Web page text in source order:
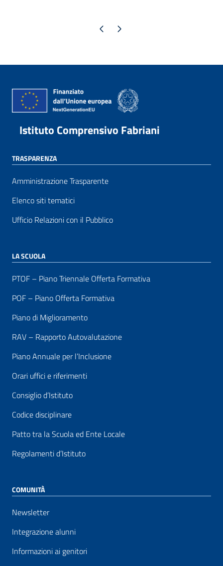
Pagina precedente
Pagina successiva
Istituto Comprensivo Fabriani
TRASPARENZA
Amministrazione Trasparente
Elenco siti tematici
Ufficio Relazioni con il Pubblico
LA SCUOLA
PTOF – Piano Triennale Offerta Formativa
POF – Piano Offerta Formativa
Piano di Miglioramento
RAV – Rapporto Autovalutazione
Piano Annuale per l’Inclusione
Orari uffici e riferimenti
Consiglio d’Istituto
Codice disciplinare
Patto tra la Scuola ed Ente Locale
Regolamenti d’Istituto
COMUNITÀ
Newsletter
Integrazione alunni
Informazioni ai genitori